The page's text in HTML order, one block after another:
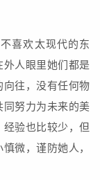
喜欢太现代的东
人眼里她们都是
往，没有任何物
努力为未来的美
验也比较少，但
微，谨防她人，